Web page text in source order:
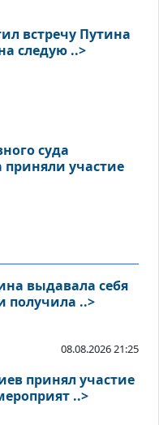
встречу Путина
следую ..>
суда
приняли участие
выдавала себя
получила ..>
08.08.2026 21:25
принял участие
..>